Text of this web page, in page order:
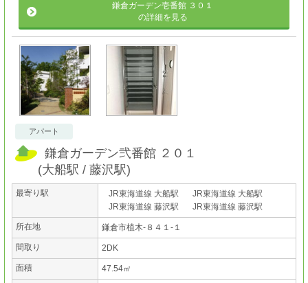
鎌倉ガーデン壱番館 ３０１
の詳細を見る
アパート
鎌倉ガーデン弐番館 ２０１
(大船駅 藤沢駅)
最寄り駅 JR東海道線 大船駅
JR東海道線 大船駅
JR東海道線 藤沢駅
JR東海道線 藤沢駅
所在地 鎌倉市植木-８４１-１
間取り 2DK
面積 47.54㎡